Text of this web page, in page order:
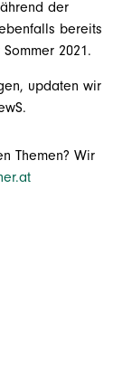
der
bereits
2021.
updaten wir
Themen? Wir